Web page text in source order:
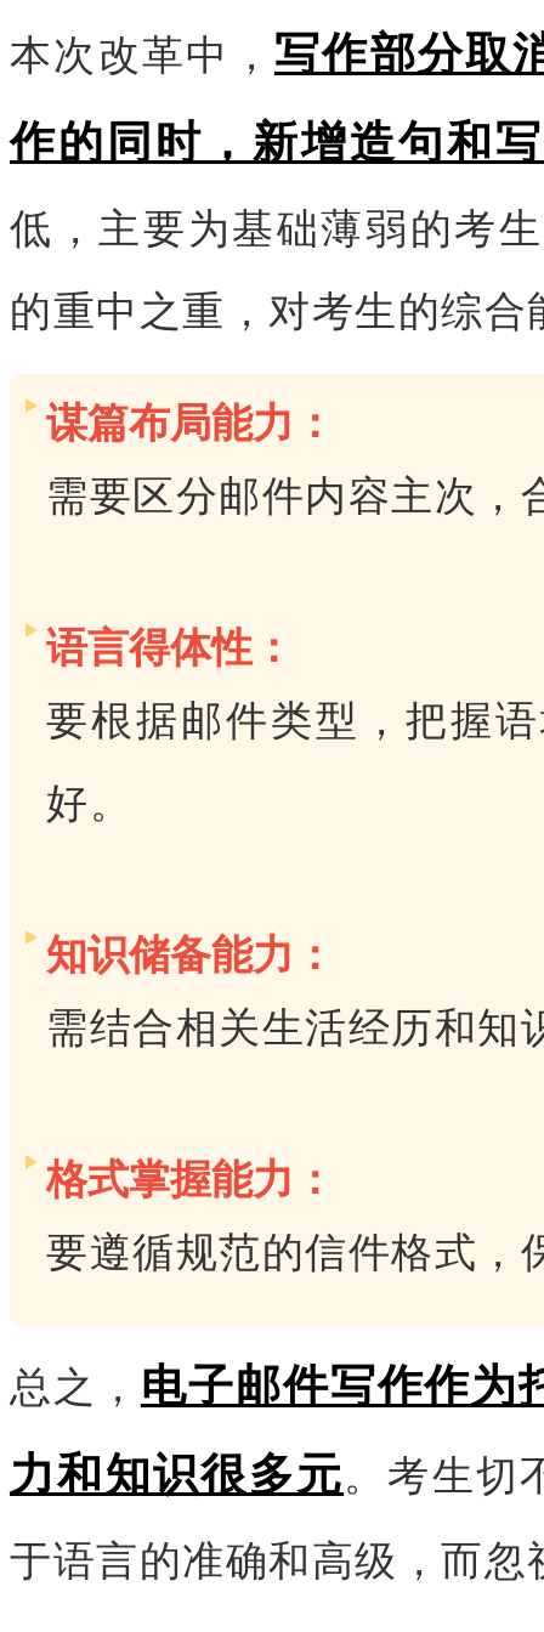
本次改革中， 写作部分取
作的同时，新增造句和
低，主要为基础薄弱的考
的重中之重，对考生的综
谋篇布局能力：
需要区分邮件内容主次
语言得体性：
要根据邮件类型，把握
好。
知识储备能力：
需结合相关生活经历和
格式掌握能力：
要遵循规范的信件格式，
总之， 电子邮件写作作为
力和知识很多元。考生切
于语言的准确和高级，而